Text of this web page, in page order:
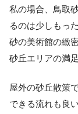
私の場合、鳥取
るのは少しもっ
砂の美術館の緻
砂丘エリアの満
屋外の砂丘散策
できる流れも良